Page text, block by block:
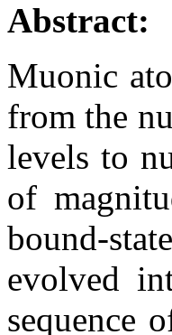
Abstract:
Muonic
from the
levels to
of
bound-
evolved
sequence